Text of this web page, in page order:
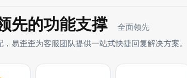
先的功能支撑 全面领先
易歪歪为客服团队提供一站式快捷回复解决方案。